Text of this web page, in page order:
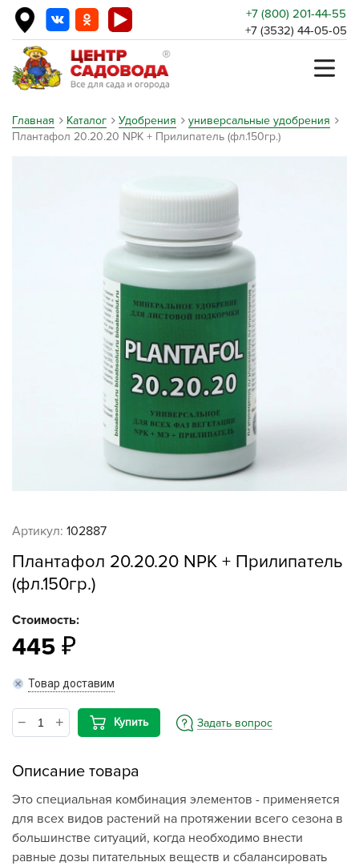
+7 (800) 201-44-55
+7 (3532) 44-05-05
Главная Каталог Удобрения
универсальные удобрения
Плантафол 20.20.20 NPK + Прилипатель (фл.150гр.)
Артикул: 102887
Плантафол 20.20.20 NPK + Прилипатель
(фл.150гр.)
Стоимость:
445
Товар доставим
Купить Задать вопрос
Описание товара
Это специальная комбинация элементов - применяется
для всех видов растений на протяжении всего сезона в
большинстве ситуаций, когда необходимо внести
равные дозы питательных веществ и сбалансировать